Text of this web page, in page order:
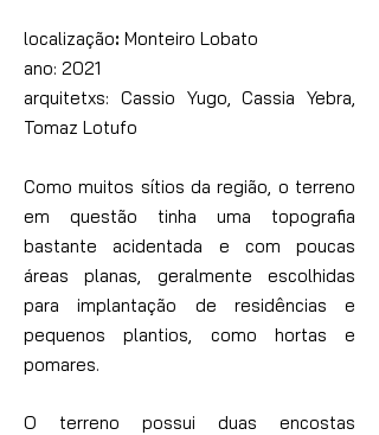
localização: Monteiro Lobato
ano: 2021
arquitetxs: Cassio Yugo, Cassia Yebra,
Tomaz Lotufo
Como muitos sítios da região, o terreno
em questão tinha uma topografia
bastante acidentada e com poucas
áreas planas, geralmente escolhidas
para implantação de residências e
pequenos plantios, como hortas e
pomares.
O terreno possui duas encostas